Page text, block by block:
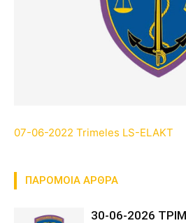
07-06-2022 Trimeles LS-ELAKT
ΠΑΡΟΜΟΙΑ ΑΡΘΡΑ
30-06-2026